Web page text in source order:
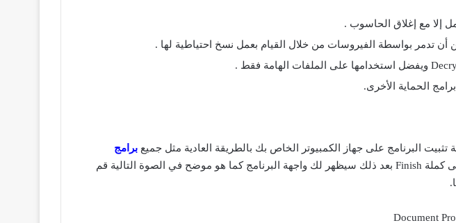
إلا مع إغلاق الحاسوب .
الحماية الأخرى.
البرنامج على جهاز الكمبيوتر الخاص بك بالطريقة العادية مثل جميع برامج
من خلال الضغط على Next ثم Install وبعد الانتهاء من عملية التنصيب قم بالضغط على كملة Finish بعد ذلك سيظهر لك واجهة البرنامج كما هو موضح في الصوة التالية قم